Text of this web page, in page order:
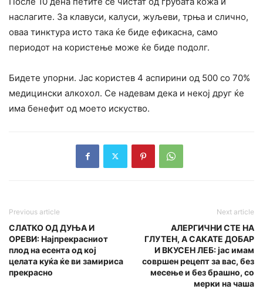
наслагите. За клавуси, калуси, жyљеви, трња и слично,
оваа тинктура исто така ќе биде ефикасна, само
периодот на користење може ќе биде подолг.
Бидете упорни. Јас користев 4 аспирини од 500 со 70%
медицински алкохол. Се надевам дека и некој друг ќе
има бенефит од моето искуство.
Previous article
СЛАТКО ОД ДУЊА И
ОРЕВИ: Најпрекрасниот
плод на есента од кој
целата куќа ќе ви замириса
прекрасно
Next article
АЛЕРГИЧНИ СТЕ НА
ГЛУТЕН, А САКАТЕ ДОБАР
И ВКУСЕН ЛЕБ: јас имам
совршен рецепт за вас, без
месење и без брашно, со
мерки на чаша